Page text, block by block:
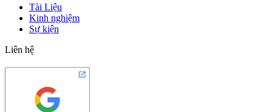
Tài Liệu
Kinh nghiệm
Sự kiện
Liên hệ